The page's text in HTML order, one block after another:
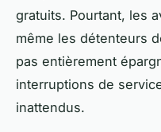
gratuits. Pourtant, les
même les détenteurs
pas entièrement
interruptions de
inattendus.